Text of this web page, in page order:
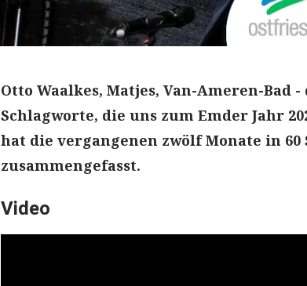
Otto Waalkes, Matjes, Van-Ameren-Bad
Schlagworte, die uns zum Emder Jahr
hat die vergangenen zwölf Monate in 60
zusammengefasst.
Video